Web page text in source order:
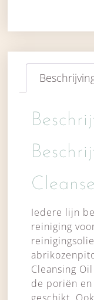
Iedere lijn
reiniging
Cleansing
de poriën